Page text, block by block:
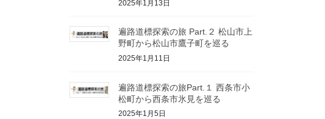
2025年1月13日
遍路道標探索の旅 Part.２ 松山市上
野町から松山市鷹子町を巡る
2025年1月11日
遍路道標探索の旅Part.１ 西条市小
松町から西条市氷見を巡る
2025年1月5日